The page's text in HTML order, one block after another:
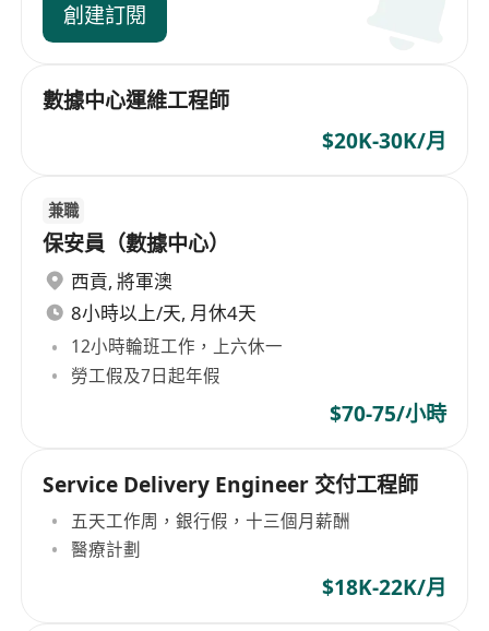
創建訂閱
數據中心運維工程師
$20K-30K/月
兼職
保安員（數據中心）
西貢, 將軍澳
8小時以上/天, 月休4天
12小時輪班工作，上六休一
勞工假及7日起年假
$70-75/小時
Service Delivery Engineer 交付工程師
五天工作周，銀行假，十三個月薪酬
醫療計劃
$18K-22K/月